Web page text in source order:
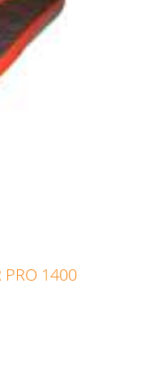
PRO 1400